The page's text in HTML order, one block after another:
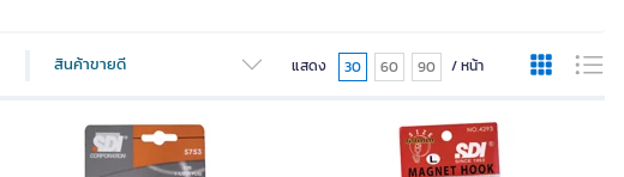
สินค้าขายดี แสดง 30 60 90 / หน้า